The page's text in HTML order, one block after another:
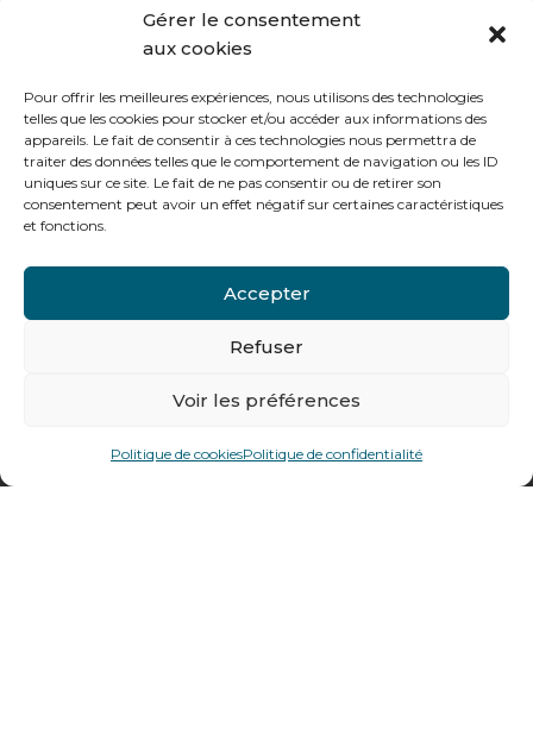
Gérer le consentement
aux cookies
Pour offrir les meilleures expériences, nous utilisons des technologies
telles que les cookies pour stocker et/ou accéder aux informations des
appareils. Le fait de consentir à ces technologies nous permettra de
traiter des données telles que le comportement de navigation ou les ID
uniques sur ce site. Le fait de ne pas consentir ou de retirer son
consentement peut avoir un effet négatif sur certaines caractéristiques
et fonctions.
Accepter
Refuser
Voir les préférences
Politique de cookiesPolitique de confidentialité
Notre gamme pour les particuliers
Contactez-nous
Tél : + 33 (0)4 74 62 81 44
478 rue Alexandre Richetta
Plan d’accès